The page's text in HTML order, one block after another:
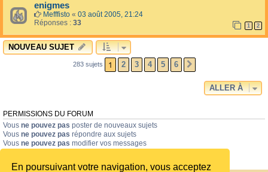
En poursuivant votre navigation, vous acceptez
enigmes
Mefffisto « 03 août 2005, 21:24
Réponses : 33 1 2
NOUVEAU SUJET
283 sujets 1 2 3 4 5 6
ALLER À
PERMISSIONS DU FORUM
Vous ne pouvez pas poster de nouveaux sujets
Vous ne pouvez pas répondre aux sujets
Vous ne pouvez pas modifier vos messages
Vous
ne pouvez pas joindre des fichiers